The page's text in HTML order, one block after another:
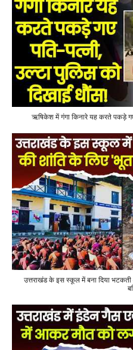
ऋषिकेश में गंगा किनारे यह करते पकड़े
उत्तराखंड के इस स्कूल में बना दिया